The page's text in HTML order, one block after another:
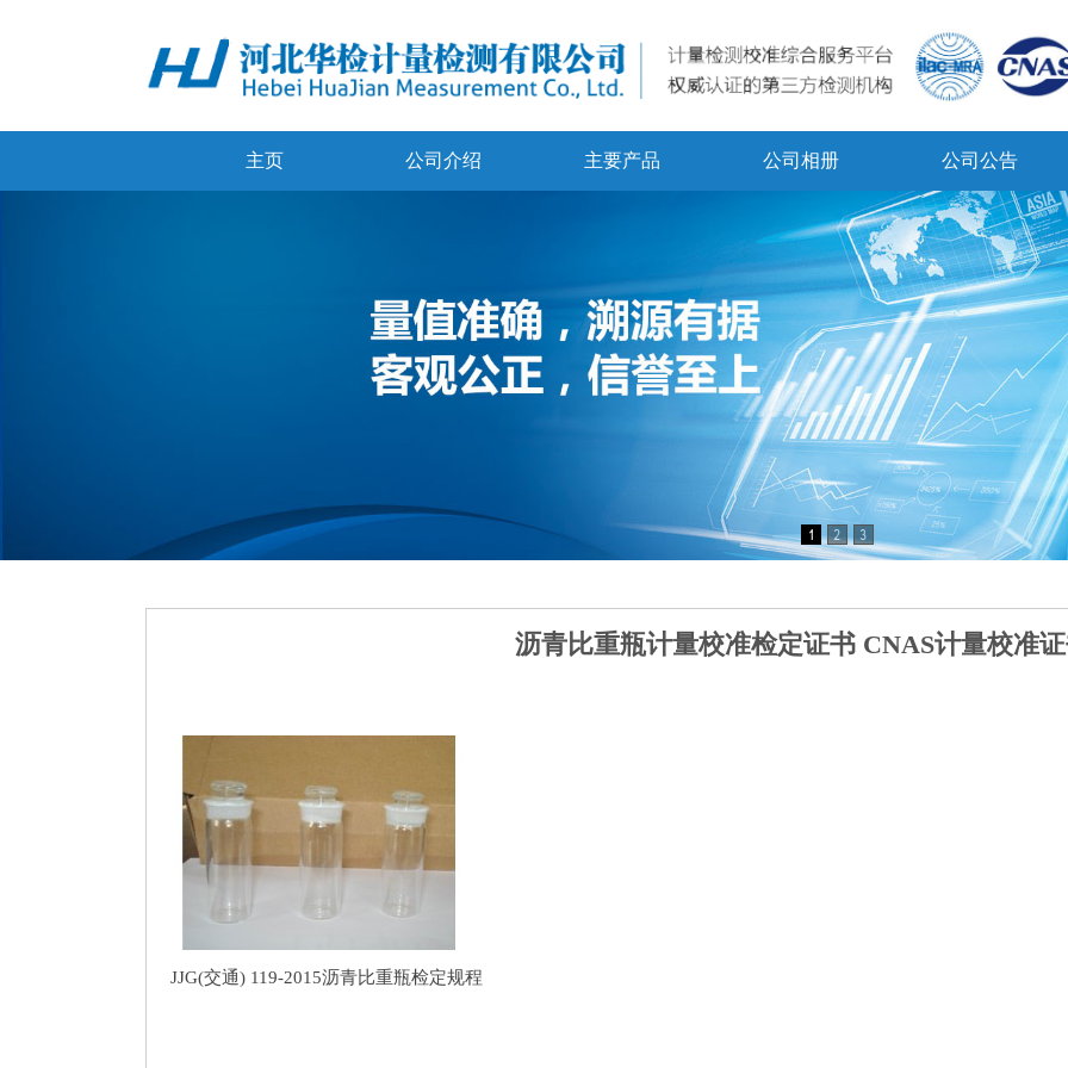
主页 公司介绍 主要产品 公司相册 公司公告
沥青比重瓶计量校准检定证书 CNAS计量校准
JJG(交通) 119-2015沥青比重瓶检定规程